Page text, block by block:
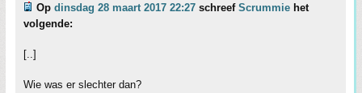
Op dinsdag 28 maart 2017 22:27 schreef Scrummie het
volgende:
[..]
Wie was er slechter dan?